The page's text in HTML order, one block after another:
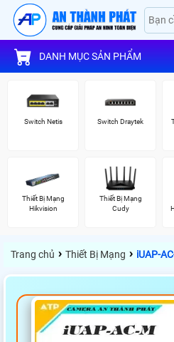
DANH MỤC SẢN PHẨM
Switch Netis Switch Draytek
Thiết Bị Mạng
Hikvision
Thiết Bị Mạng
Cudy
Trang chủ › Thiết Bị Mạng › iUAP-